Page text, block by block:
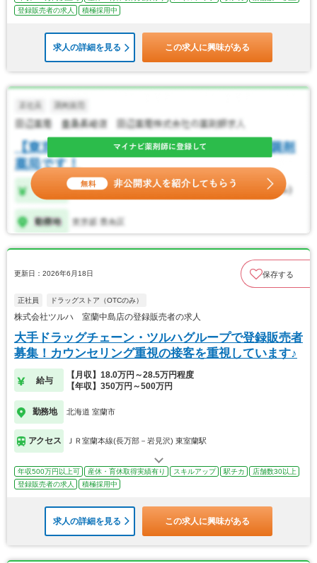
登録販売者の求人
積極採用中
求人の詳細を見る この求人に興味がある
更新日：2026年6月18日 保存する
正社員 ドラッグストア（OTCのみ）
株式会社ツルハ 室蘭中島店の登録販売者の求人
大手ドラッグチェーン・ツルハグループで登録販売者
募集！カウンセリング重視の接客を重視しています♪
給与
【月収】18.0万円～28.5万円程度
【年収】350万円～500万円
勤務地 北海道 室蘭市
アクセス ＪＲ室蘭本線(長万部－岩見沢) 東室蘭駅
年収500万円以上可 産休・育休取得実績有り スキルアップ 駅チカ
店舗数30以上
登録販売者の求人
積極採用中
求人の詳細を見る この求人に興味がある